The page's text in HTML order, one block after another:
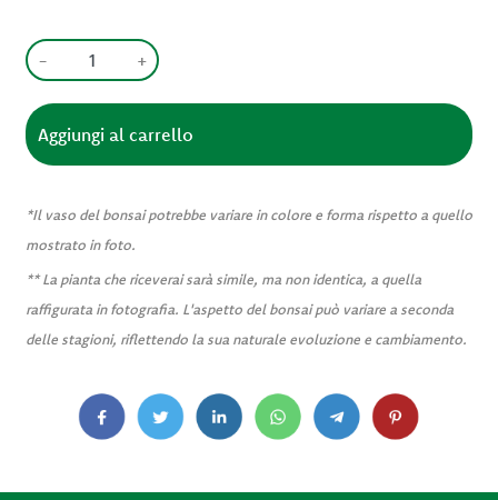
- +
*Il vaso del bonsai potrebbe variare in colore e forma rispetto a quello
mostrato in foto.
** La pianta che riceverai sarà simile, ma non identica, a quella
raffigurata in fotografia. L'aspetto del bonsai può variare a seconda
delle stagioni, riflettendo la sua naturale evoluzione e cambiamento.